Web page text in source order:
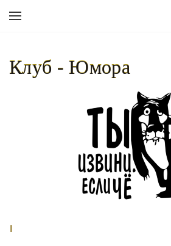
Клуб - Юмора